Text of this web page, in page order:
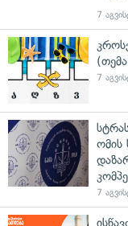
7
7
ომის
7